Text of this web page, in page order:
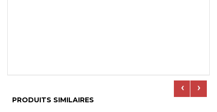
PRODUITS SIMILAIRES
‹ ›